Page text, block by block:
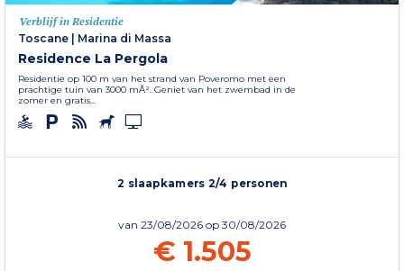
Verblijf in Residentie
Toscane | Marina di Massa
Residence La Pergola
Residentie op 100 m van het strand van Poveromo met een
prachtige tuin van 3000 mÂ². Geniet van het zwembad in de
zomer en gratis...
2 slaapkamers 2/4 personen
van 23/08/2026 op 30/08/2026
€ 1.505